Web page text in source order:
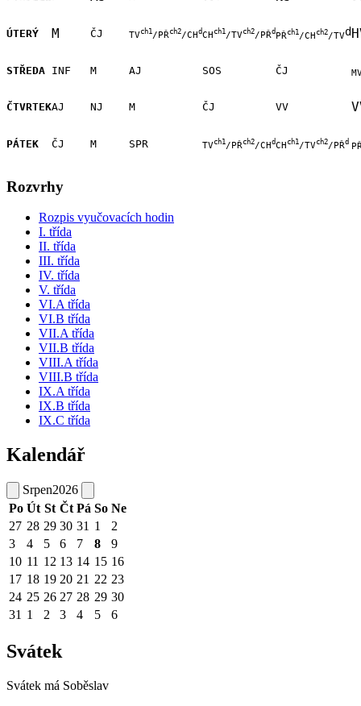
ÚTERÝ M ČJ TVch1/PŘch2/CH dCH ch1/TVch2/PŘd PŘch1/CH ch2/TVd
STŘEDA INF M AJ SOS ČJ
ČTVRTEKAJ NJ M ČJ VV
PÁTEK ČJ M SPR TVch1/PŘch2/CH dCH ch1/TVch2/PŘd
Rozvrhy
Rozpis vyučovacích hodin
I. třída
II. třída
III. třída
IV. třída
V. třída
VI.A třída
VI.B třída
VII.A třída
VII.B třída
VIII.A třída
VIII.B třída
IX.A třída
IX.B třída
IX.C třída
Kalendář
Srpen2026
Po Út St Čt Pá So Ne
27 28 29 30 31 1
2
3
4 5 6 7 8
9
10 11 12 13 14 15 16
17 18 19 20 21 22 23
24 25 26 27 28 29 30
31 1 2 3 4 5 6
Svátek
Svátek má Soběslav